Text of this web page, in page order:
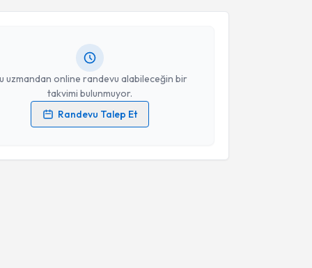
uzmandan online randevu alabileceğin bir
takvimi bulunmuyor.
Randevu Talep Et
verilerimin işlenmesine ilişkinAydınlatma Metni
kabul ediyorum.